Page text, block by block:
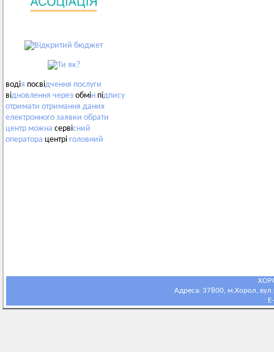
водія посвідчення послуги
відновлення через обмін підпису
отримати отримання даних
електронного заявки обрати
центр можна сервісний
оператора центрі головний
Адреса: 37800, м.Хорол,